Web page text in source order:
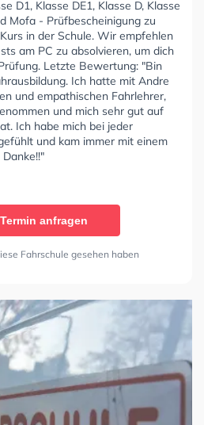
D1, Klasse DE1, Klasse D, Klasse
Mofa - Prüfbescheinigung zu
in der Schule. Wir empfehlen
am PC zu absolvieren, um dich
Letzte Bewertung: "Bin
Ich hatte mit Andre
und empathischen Fahrlehrer,
und mich sehr gut auf
Ich habe mich bei jeder
und kam immer mit einem
anfragen
Fahrschule gesehen haben